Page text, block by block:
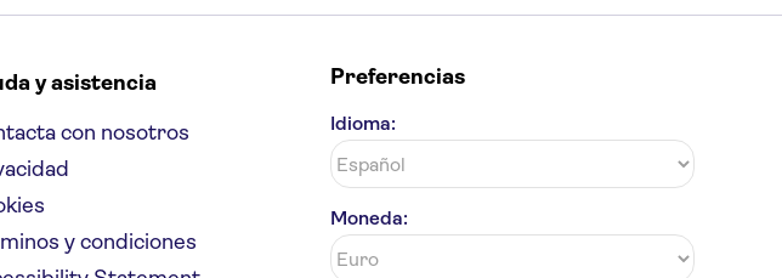
y asistencia
con nosotros
y condiciones
Preferencias
Idioma:
Moneda: